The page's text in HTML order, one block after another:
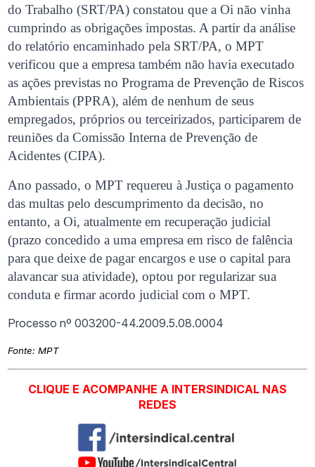
do Trabalho (SRT/PA) constatou que a Oi não vinha
cumprindo as obrigações impostas. A partir da análise
do relatório encaminhado pela SRT/PA, o MPT
verificou que a empresa também não havia executado
as ações previstas no Programa de Prevenção de Riscos
Ambientais (PPRA), além de nenhum de seus
empregados, próprios ou terceirizados, participarem de
reuniões da Comissão Interna de Prevenção de
Acidentes (CIPA).
Ano passado, o MPT requereu à Justiça o pagamento
das multas pelo descumprimento da decisão, no
entanto, a Oi, atualmente em recuperação judicial
(prazo concedido a uma empresa em risco de falência
para que deixe de pagar encargos e use o capital para
alavancar sua atividade), optou por regularizar sua
conduta e firmar acordo judicial com o MPT.
Processo nº 003200-44.2009.5.08.0004
Fonte:MPT
CLIQUE E ACOMPANHE A INTERSINDICAL NAS
REDES